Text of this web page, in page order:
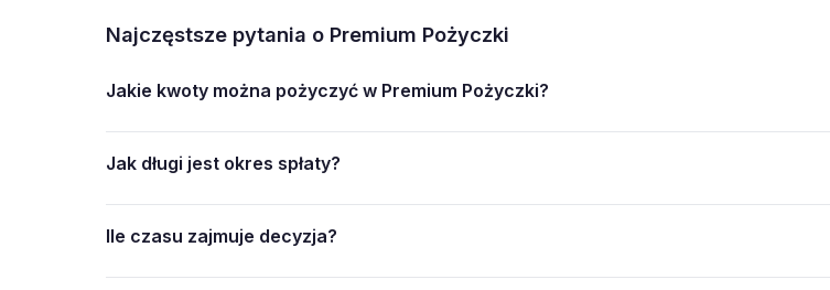
Najczęstsze pytania o Premium Pożyczki
Jakie kwoty można pożyczyć w Premium Pożyczki?
Jak długi jest okres spłaty?
Ile czasu zajmuje decyzja?